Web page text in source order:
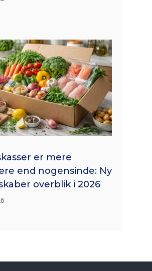
er mere
end nogensinde: Ny
overblik i 2026